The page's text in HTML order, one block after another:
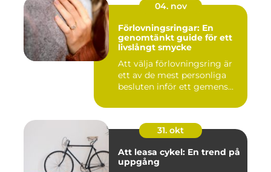
04. nov
Förlovningsringar: En
genomtänkt guide för ett
livslångt smycke
Att välja förlovningsring är
ett av de mest personliga
besluten inför ett gemens...
31. okt
Att leasa cykel: En trend på
uppgång